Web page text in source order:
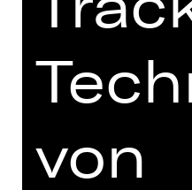
mit einer Pause
19.00 Uhr
Opernhaus
von